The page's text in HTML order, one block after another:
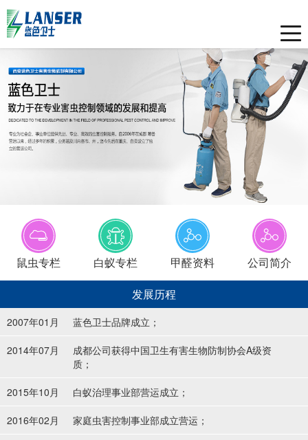
Toggle
鼠虫专栏 白蚁专栏 甲醛资料 公司简介
发展历程
2007年01月 蓝色卫士品牌成立；
2014年07月
成都公司获得中国卫生有害生物防制协会A级资
质；
2015年10月 白蚁治理事业部营运成立；
2016年02月 家庭虫害控制事业部成立营运；